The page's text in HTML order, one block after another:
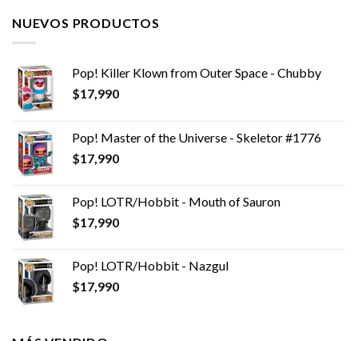
NUEVOS PRODUCTOS
Pop! Killer Klown from Outer Space - Chubby
$17,990
Pop! Master of the Universe - Skeletor #1776
$17,990
Pop! LOTR/Hobbit - Mouth of Sauron
$17,990
Pop! LOTR/Hobbit - Nazgul
$17,990